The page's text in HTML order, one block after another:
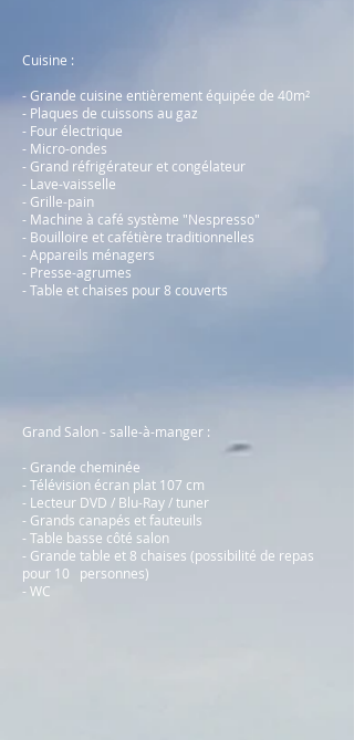
Cuisine :
- Grande cuisine entièrement équipée de 40m²
- Plaques de cuissons au gaz
- Four électrique
- Micro-ondes
- Grand réfrigérateur et congélateur
- Lave-vaisselle
- Grille-pain
- Machine à café système "Nespresso"
- Bouilloire et cafétière traditionnelles
- Appareils ménagers
- Presse-agrumes
- Table et chaises pour 8 couverts
Grand Salon - salle-à-manger :
- Grande cheminée
- Télévision écran plat 107 cm
- Lecteur DVD / Blu-Ray / tuner
- Grands canapés et fauteuils
- Table basse côté salon
- Grande table et 8 chaises (possibilité de repas
pour 10 personnes)
- WC